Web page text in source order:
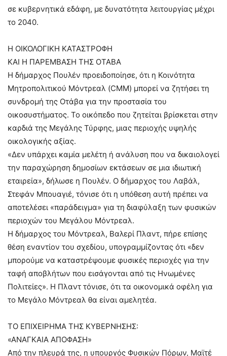
σε κυβερνητικά εδάφη, με δυνατότητα λειτουργίας μέχρι
το 2040.
Η ΟΙΚΟΛΟΓΙΚΗ ΚΑΤΑΣΤΡΟΦΗ
ΚΑΙ Η ΠΑΡΕΜΒΑΣΗ ΤΗΣ ΟΤΑΒΑ
Η δήμαρχος Πουλέν προειδοποίησε, ότι η Κοινότητα
Μητροπολιτικού Μόντρεαλ (CMM) μπορεί να ζητήσει τη
συνδρομή της Οτάβα για την προστασία του
οικοσυστήματος. Το οικόπεδο που ζητείται βρίσκεται στην
καρδιά της Μεγάλης Τύρφης, μιας περιοχής υψηλής
οικολογικής αξίας.
«Δεν υπάρχει καμία μελέτη ή ανάλυση που να δικαιολογεί
την παραχώρηση δημοσίων εκτάσεων σε μια ιδιωτική
εταιρεία», δήλωσε η Πουλέν. Ο δήμαρχος του Λαβάλ,
Στεφάν Μπουαγιέ, τόνισε ότι η υπόθεση αυτή πρέπει να
αποτελέσει «παράδειγμα» για τη διαφύλαξη των φυσικών
περιοχών του Μεγάλου Μόντρεαλ.
Η δήμαρχος του Μόντρεαλ, Βαλερί Πλαντ, πήρε επίσης
θέση εναντίον του σχεδίου, υπογραμμίζοντας ότι «δεν
μπορούμε να καταστρέψουμε φυσικές περιοχές για την
ταφή αποβλήτων που εισάγονται από τις Ηνωμένες
Πολιτείες». Η Πλαντ τόνισε, ότι τα οικονομικά οφέλη για
το Μεγάλο Μόντρεαλ θα είναι αμελητέα.
ΤΟ ΕΠΙΧΕΙΡΗΜΑ ΤΗΣ ΚΥΒΕΡΝΗΣΗΣ:
«ΑΝΑΓΚΑΙΑ ΑΠΟΦΑΣΗ»
Από την πλευρά της, η υπουργός Φυσικών Πόρων, Μαϊτέ